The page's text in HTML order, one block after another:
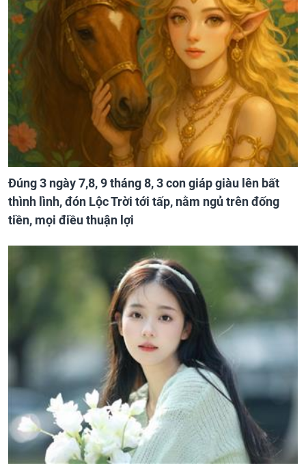
Đúng 3 ngày 7,8, 9 tháng 8, 3 con giáp giàu lên bất
thình lình, đón Lộc Trời tới tấp, nằm ngủ trên đống
tiền, mọi điều thuận lợi